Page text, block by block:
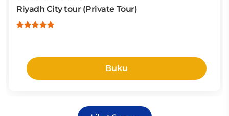
Riyadh City tour (Private Tour)
Buku